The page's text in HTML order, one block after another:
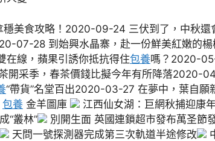
穩美食攻略！2020-09-24 三伏到了，中秋
07-28 到始興水晶寨，赴一份鮮美紅嫩的
在線，蘋果引誘你抵抗得住包養嗎？2020-
開采季，春茶價錢比擬今年有所降落2020-
“帶貨”名堂百出2020-03-27 在夢中，葉自願
包養 金羊圖庫 江西仙女湖：巨網秋捕迎康
“叢林” 別開生面 英國連鎖超市發布萬圣節
天問一號探測器完成第三次軌道半途修改